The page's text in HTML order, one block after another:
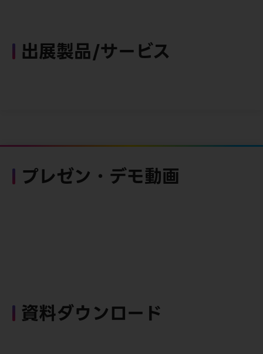
出展製品/サービス
プレゼン・デモ動画
資料ダウンロード